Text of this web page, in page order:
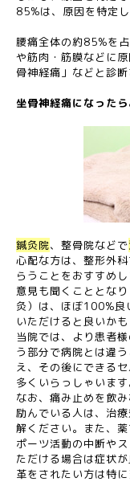
85%は、原因を特定
腰痛全体の約85%を
や筋肉・筋膜などに
骨神経痛」などと診断
坐骨神経痛になった
鍼灸院、整骨院などで
心配な方は、整形外
らうことをおすすめ
意見も聞くこととな
灸）は、ほぼ100%良
いただけると良いかも
当院では、より患者
う部分で病院とは違
え、その後にできる
多くいらっしゃいます
なお、痛み止めを飲
励んでいる人は、治
解ください。また、
ポーツ活動の中断や
ただける場合は症状
革をされたい方は特